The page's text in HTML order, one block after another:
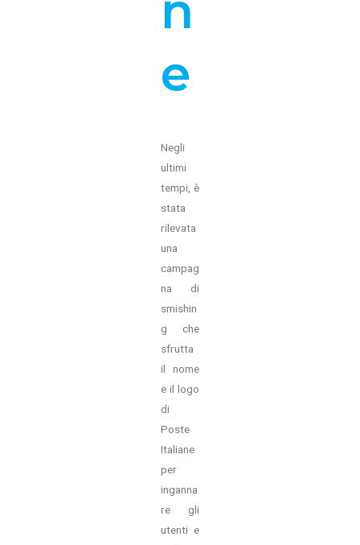
e
Negli
ultimi
tempi, è
stata
rilevata
una
campag
na di
smishin
g che
sfrutta
il nome
e il logo
di
Poste
Italiane
per
inganna
re gli
utenti e